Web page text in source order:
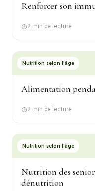
Renforcer son
2 min de lecture
Nutrition selon l'âge
Alimentation
2 min de lecture
Nutrition selon l'âge
Nutrition des
dénutrition